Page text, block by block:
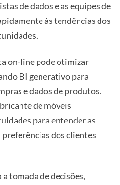
de dados e as equipes de
às tendências dos
on-line pode otimizar
BI generativo para
e dados de produtos.
de móveis
para entender as
dos clientes
tomada de decisões,